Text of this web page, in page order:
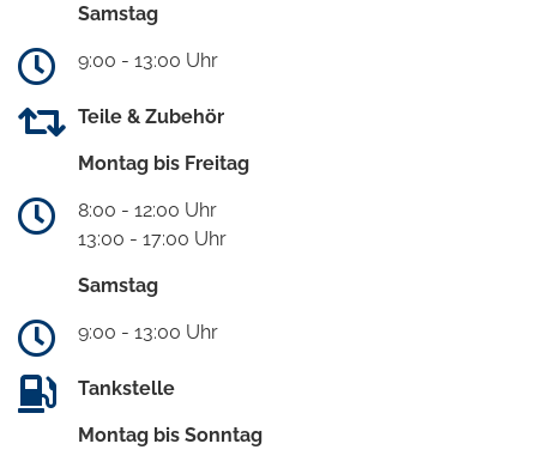
Samstag
9:00 - 13:00 Uhr
Teile & Zubehör
Montag bis Freitag
8:00 - 12:00 Uhr
13:00 - 17:00 Uhr
Samstag
9:00 - 13:00 Uhr
Tankstelle
Montag bis Sonntag